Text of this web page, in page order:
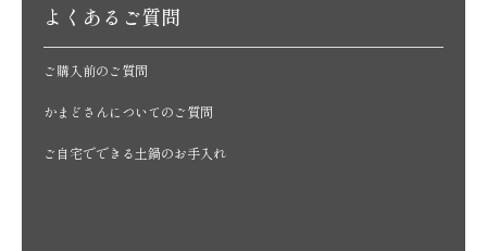
よくあるご質問
ご購入前のご質問
かまどさんについてのご質問
ご自宅でできる土鍋のお手入れ